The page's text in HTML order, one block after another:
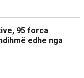
95 forca
edhe nga